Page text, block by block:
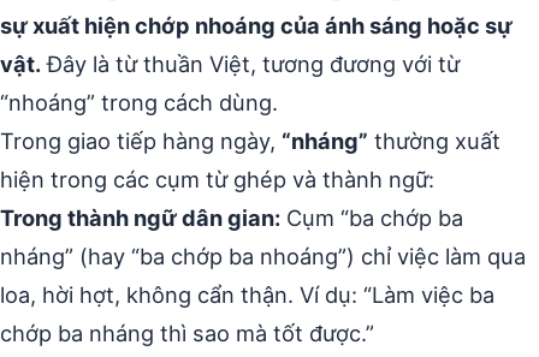
sự xuất hiện chớp nhoáng của ánh sáng hoặc sự
vật.Đây là từ thuần Việt, tương đương với từ
“nhoáng” trong cách dùng.
Trong giao tiếp hàng ngày, “nháng” thường xuất
hiện trong các cụm từ ghép và thành ngữ:
Trong thành ngữ dân gian: Cụm “ba chớp ba
nháng” (hay “ba chớp ba nhoáng”) chỉ việc làm qua
loa, hời hợt, không cẩn thận. Ví dụ: “Làm việc ba
chớp ba nháng thì sao mà tốt được.”